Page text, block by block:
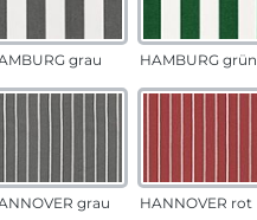
grau HAMBURG grün
grau HANNOVER rot